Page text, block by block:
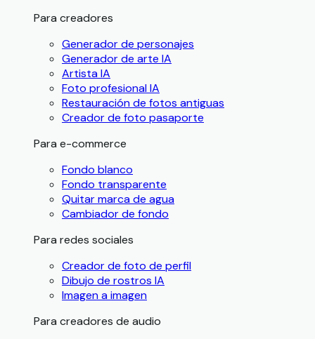
Para creadores
Generador de personajes
Generador de arte IA
Artista IA
Foto profesional IA
Restauración de fotos antiguas
Creador de foto pasaporte
Para e-commerce
Fondo blanco
Fondo transparente
Quitar marca de agua
Cambiador de fondo
Para redes sociales
Creador de foto de perfil
Dibujo de rostros IA
Imagen a imagen
Para creadores de audio